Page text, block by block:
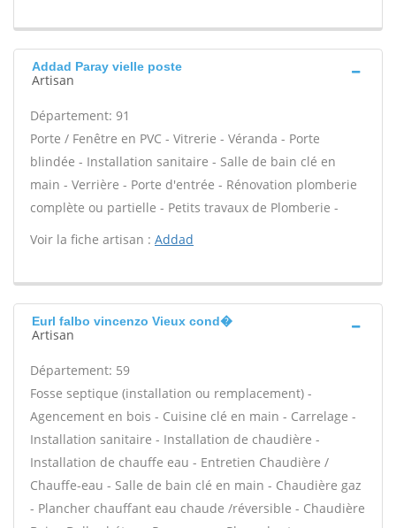
Addad Paray vielle poste
Artisan
Département: 91
Porte / Fenêtre en PVC - Vitrerie - Véranda - Porte
blindée - Installation sanitaire - Salle de bain clé en
main - Verrière - Porte d'entrée - Rénovation plomberie
complète ou partielle - Petits travaux de Plomberie -
Voir la fiche artisan : Addad
Eurl falbo vincenzo Vieux cond�
Artisan
Département: 59
Fosse septique (installation ou remplacement) -
Agencement en bois - Cuisine clé en main - Carrelage -
Installation sanitaire - Installation de chaudière -
Installation de chauffe eau - Entretien Chaudière /
Chauffe-eau - Salle de bain clé en main - Chaudière gaz
- Plancher chauffant eau chaude /réversible - Chaudière